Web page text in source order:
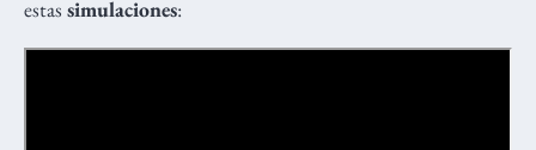
estas simulaciones: